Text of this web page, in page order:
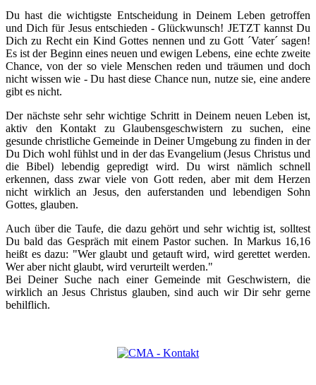
Du hast die wichtigste Entscheidung in Deinem Leben getroffen
und Dich für Jesus entschieden - Glückwunsch! JETZT kannst Du
Dich zu Recht ein Kind Gottes nennen und zu Gott ´Vater´ sagen!
Es ist der Beginn eines neuen und ewigen Lebens, eine echte zweite
Chance, von der so viele Menschen reden und träumen und doch
nicht wissen wie - Du hast diese Chance nun, nutze sie, eine andere
gibt es nicht.
Der nächste sehr sehr wichtige Schritt in Deinem neuen Leben ist,
aktiv den Kontakt zu Glaubensgeschwistern zu suchen, eine
gesunde christliche Gemeinde in Deiner Umgebung zu finden in der
Du Dich wohl fühlst und in der das Evangelium (Jesus Christus und
die Bibel) lebendig gepredigt wird. Du wirst nämlich schnell
erkennen, dass zwar viele von Gott reden, aber mit dem Herzen
nicht wirklich an Jesus, den auferstanden und lebendigen Sohn
Gottes, glauben.
Auch über die Taufe, die dazu gehört und sehr wichtig ist, solltest
Du bald das Gespräch mit einem Pastor suchen. In Markus 16,16
heißt es dazu: "Wer glaubt und getauft wird, wird gerettet werden.
Wer aber nicht glaubt, wird verurteilt werden."
Bei Deiner Suche nach einer Gemeinde mit Geschwistern, die
wirklich an Jesus Christus glauben, sind auch wir Dir sehr gerne
behilflich.